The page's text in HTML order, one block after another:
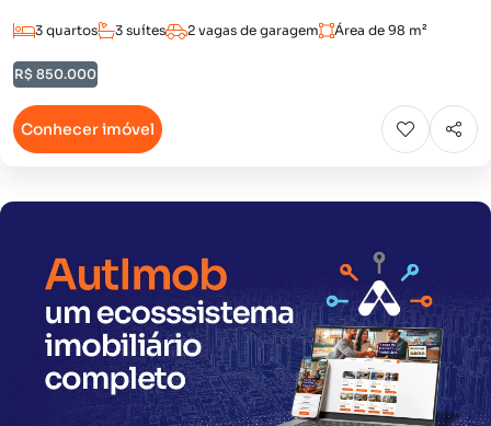
3 quartos 3 suítes 2 vagas de garagem Área de 98 m²
R$ 850.000
Conhecer imóvel